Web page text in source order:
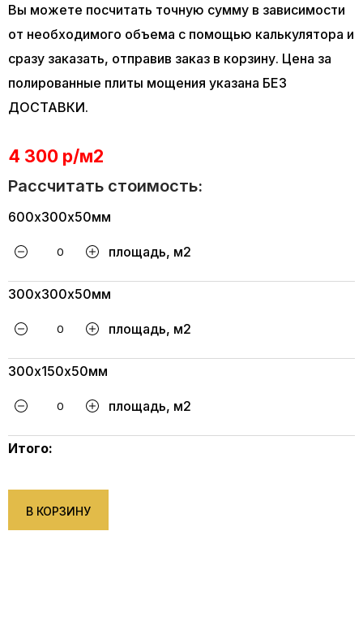
Вы можете посчитать точную сумму в зависимости
от необходимого объема с помощью калькулятора и
сразу заказать, отправив заказ в корзину. Цена за
полированные плиты мощения указана БЕЗ
ДОСТАВКИ.
4 300 р/м2
Рассчитать стоимость:
600х300х50мм
площадь, м2
300х300х50мм
площадь, м2
300х150х50мм
площадь, м2
Итого:
В КОРЗИНУ